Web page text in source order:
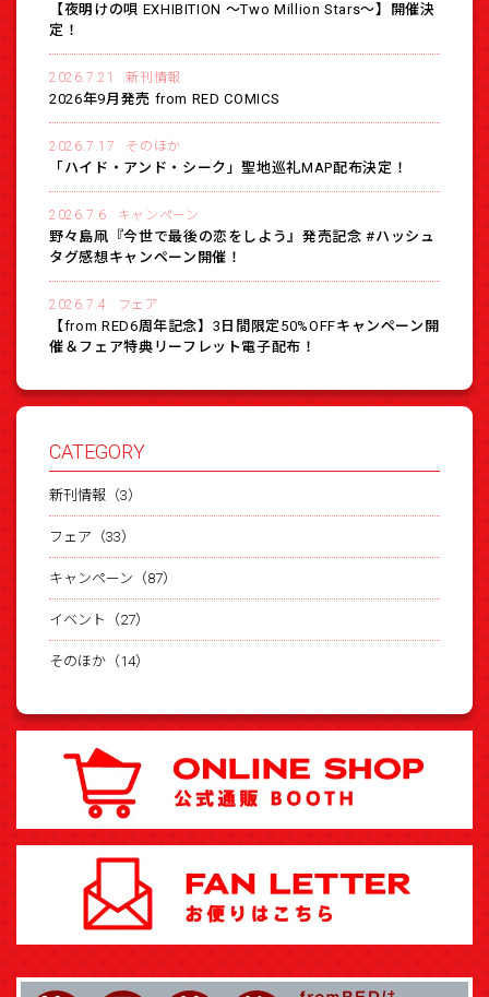
【夜明けの唄 EXHIBITION 〜Two Million Stars〜】開催決
定！
2026.7.21 新刊情報
2026年9月発売 from RED COMICS
2026.7.17 そのほか
「ハイド・アンド・シーク」聖地巡礼MAP配布決定！
2026.7.6 キャンペーン
野々島凧『今世で最後の恋をしよう』発売記念 #ハッシュ
タグ感想キャンペーン開催！
2026.7.4 フェア
【from RED6周年記念】3日間限定50%OFFキャンペーン開
催＆フェア特典リーフレット電子配布！
CATEGORY
新刊情報（3）
フェア（33）
キャンペーン（87）
イベント（27）
そのほか（14）